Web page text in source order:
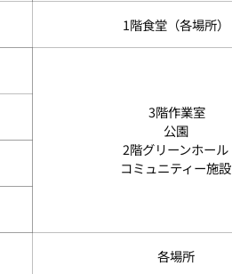
1階食堂（各場所）
3階作業室
公園
2階グリーンホール
コミュニティー施設
各場所